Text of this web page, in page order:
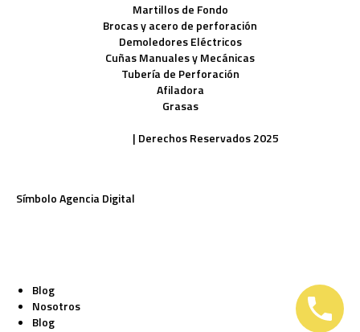
Martillos de Fondo
Brocas y acero de perforación
Demoledores Eléctricos
Cuñas Manuales y Mecánicas
Tubería de Perforación
Afiladora
Grasas
| Derechos Reservados 2025
Símbolo Agencia Digital
Blog
Nosotros
Blog